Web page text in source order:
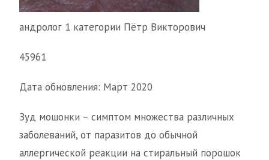
андролог 1 категории Пётр Викторович
45961
Дата обновления: Март 2020
Зуд мошонки – симптом множества различных
заболеваний, от паразитов до обычной
аллергической реакции на стиральный порошок